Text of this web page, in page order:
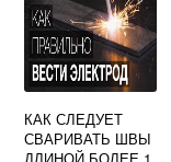
КАК СЛЕДУЕТ
СВАРИВАТЬ ШВЫ